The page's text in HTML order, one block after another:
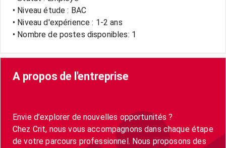
• Niveau étude : BAC
• Niveau d'expérience : 1-2 ans
• Nombre de postes disponibles: 1
A propos de l'entreprise
Envie d’explorer de nouvelles opportunités ?
Chez Crit, nous vous accompagnons dans chaque étape
de votre parcours professionnel. Nous proposons des